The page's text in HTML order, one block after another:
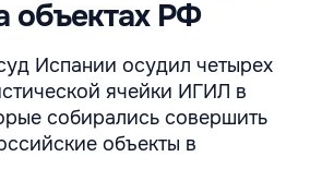
объектах РФ
Испании осудил четырех
ячейки ИГИЛ в
собирались совершить
объекты в